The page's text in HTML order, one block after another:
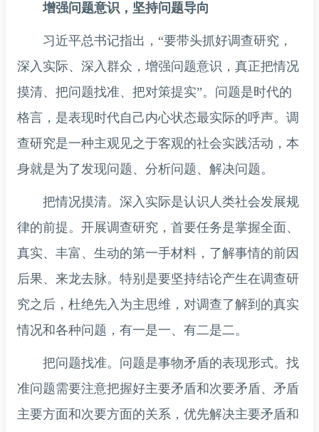
增强问题意识，坚持问题导向
习近平总书记指出，“要带头抓好调查研究，
深入实际、深入群众，增强问题意识，真正把情况
摸清、把问题找准、把对策提实”。问题是时代的
格言，是表现时代自己内心状态最实际的呼声。调
查研究是一种主观见之于客观的社会实践活动，本
身就是为了发现问题、分析问题、解决问题。
把情况摸清。深入实际是认识人类社会发展规
律的前提。开展调查研究，首要任务是掌握全面、
真实、丰富、生动的第一手材料，了解事情的前因
后果、来龙去脉。特别是要坚持结论产生在调查研
究之后，杜绝先入为主思维，对调查了解到的真实
情况和各种问题，有一是一、有二是二。
把问题找准。问题是事物矛盾的表现形式。找
准问题需要注意把握好主要矛盾和次要矛盾、矛盾
主要方面和次要方面的关系，优先解决主要矛盾和